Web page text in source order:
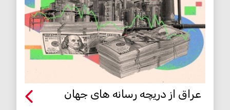
عراق از دریچه رسانه های جهان